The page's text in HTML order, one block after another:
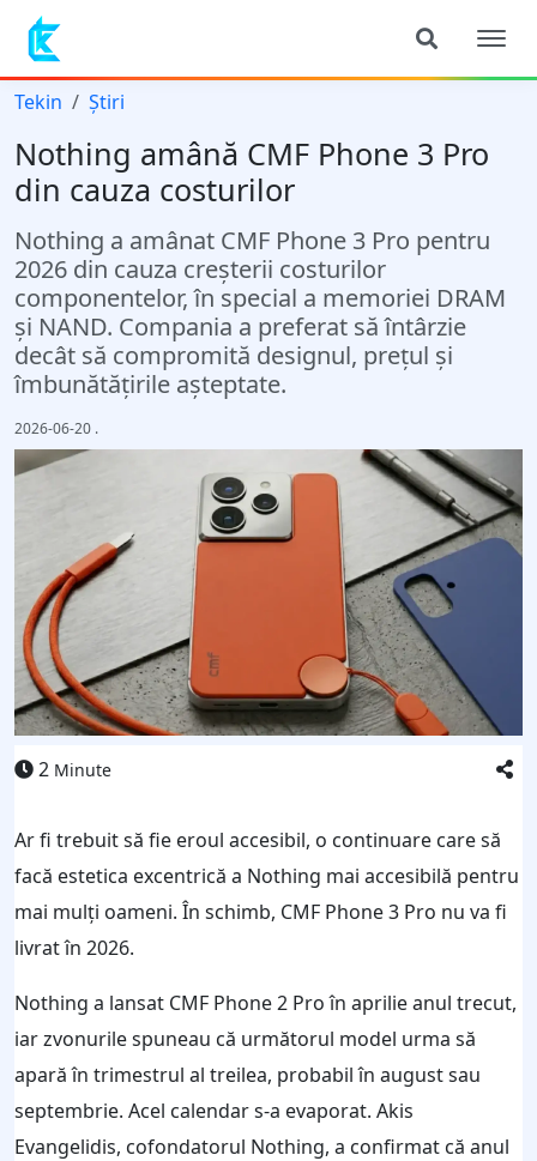
Tekin Știri
Nothing amână CMF Phone 3 Pro
din cauza costurilor
Nothing a amânat CMF Phone 3 Pro pentru
2026 din cauza creșterii costurilor
componentelor, în special a memoriei DRAM
și NAND. Compania a preferat să întârzie
decât să compromită designul, prețul și
îmbunătățirile așteptate.
2026-06-20 .
2 Minute
Ar fi trebuit să fie eroul accesibil, o continuare care să
facă estetica excentrică a Nothing mai accesibilă pentru
mai mulți oameni. În schimb, CMF Phone 3 Pro nu va fi
livrat în 2026.
Nothing a lansat CMF Phone 2 Pro în aprilie anul trecut,
iar zvonurile spuneau că următorul model urma să
apară în trimestrul al treilea, probabil în august sau
septembrie. Acel calendar s-a evaporat. Akis
Evangelidis, cofondatorul Nothing, a confirmat că anul